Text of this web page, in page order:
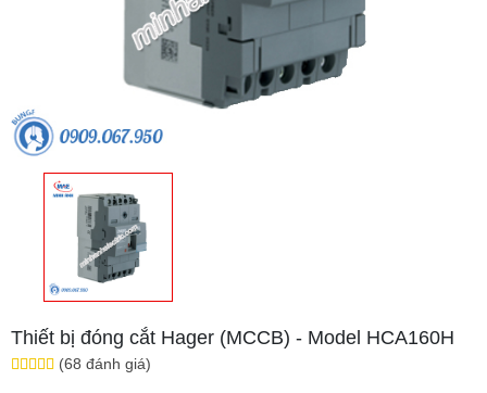
Thiết bị đóng cắt Hager (MCCB) - Model HCA160H
(68 đánh giá)